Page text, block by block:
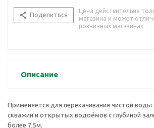
Поделиться
Цена действительна
магазина и может
розничных магазинах
Описание
Применяется для перекачивания чистой воды
скважин и открытых водоёмов с глубиной
более 7,5м.